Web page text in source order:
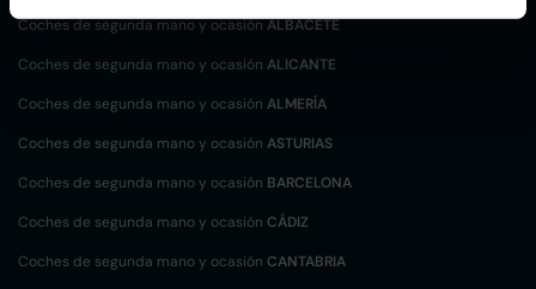
Coches de segunda mano y ocasiónALBACETE
Coches de segunda mano y ocasión ALICANTE
Coches de segunda mano y ocasión ALMERÍA
Coches de segunda mano y ocasión ASTURIAS
Coches de segunda mano y ocasión BARCELONA
Coches de segunda mano y ocasión CÁDIZ
Coches de segunda mano y ocasión CANTABRIA